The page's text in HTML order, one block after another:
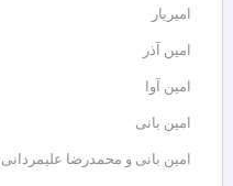
امیریار
امین آذر
امین آوا
امین بانی
امین بانی و محمدرضا علیمردانی